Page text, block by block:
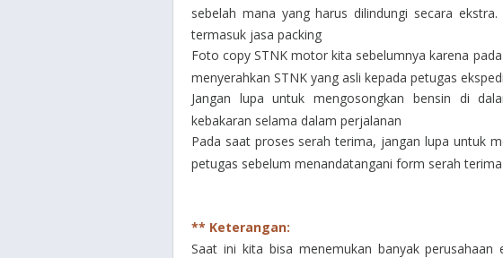
sebelah mana yang harus dilindungi secara
termasuk jasa packing
Foto copy STNK motor kita sebelumnya karena
menyerahkan STNK yang asli kepada petugas
Jangan lupa untuk mengosongkan bensin di
kebakaran selama dalam perjalanan
Pada saat proses serah terima, jangan lupa untuk
petugas sebelum menandatangani form serah terima
** Keterangan:
Saat ini kita bisa menemukan banyak perusahaan